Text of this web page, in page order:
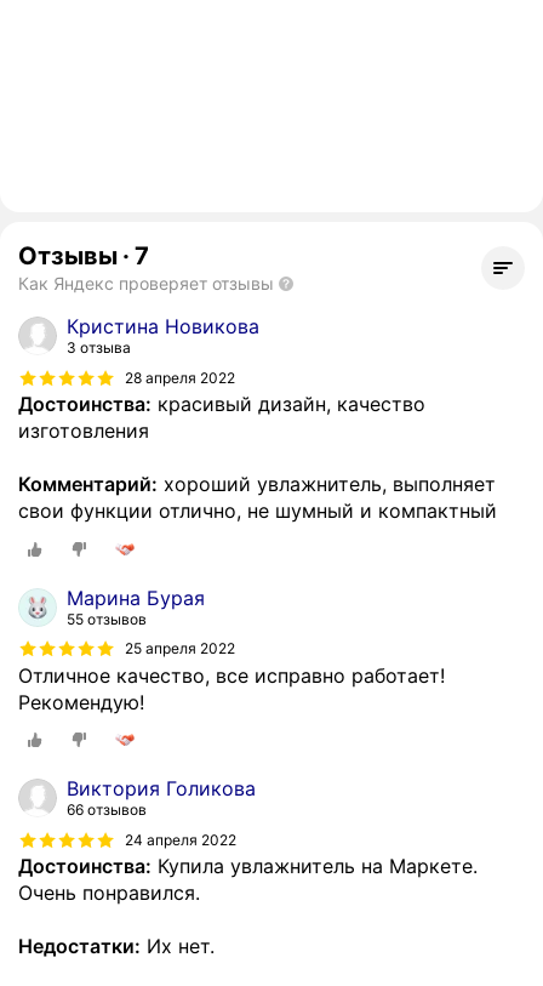
Отзывы · 7
Как Яндекс проверяет отзывы
Кристина Новикова
3 отзыва
28 апреля 2022
Достоинства: красивый дизайн, качество
изготовления
Комментарий: хороший увлажнитель, выполняет
свои функции отлично, не шумный и компактный
Марина Бурая
55 отзывов
25 апреля 2022
Отличное качество, все исправно работает!
Рекомендую!
Виктория Голикова
66 отзывов
24 апреля 2022
Достоинства: Купила увлажнитель на Маркете.
Очень понравился.
Недостатки: Их нет.